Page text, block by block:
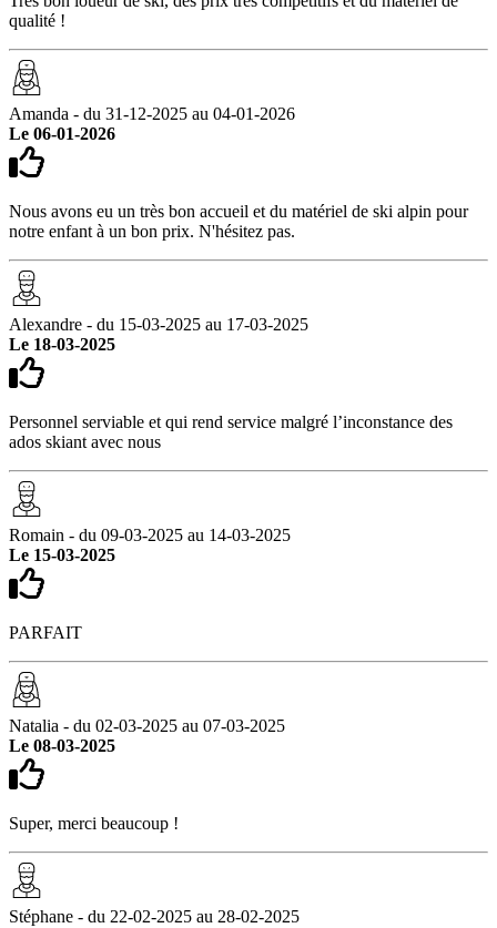
qualité !
Amanda - du 31-12-2025 au 04-01-2026
Le 06-01-2026
Nous avons eu un très bon accueil et du matériel de ski alpin pour
notre enfant à un bon prix. N'hésitez pas.
Alexandre - du 15-03-2025 au 17-03-2025
Le 18-03-2025
Personnel serviable et qui rend service malgré l’inconstance des
ados skiant avec nous
Romain - du 09-03-2025 au 14-03-2025
Le 15-03-2025
PARFAIT
Natalia - du 02-03-2025 au 07-03-2025
Le 08-03-2025
Super, merci beaucoup !
Stéphane - du 22-02-2025 au 28-02-2025